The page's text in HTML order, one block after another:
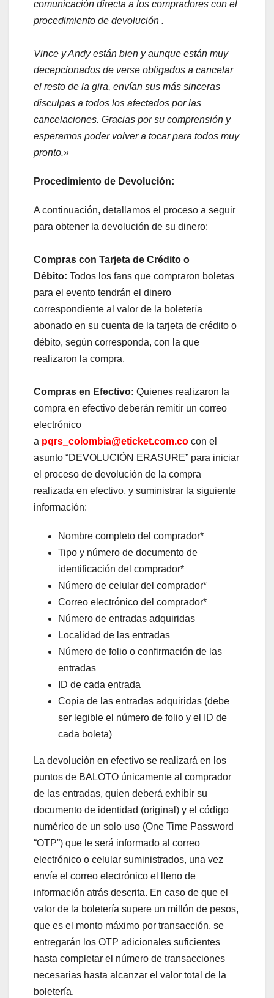
comunicación directa a los compradores con el
procedimiento de devolución .
Vince y Andy están bien y aunque están muy
decepcionados de verse obligados a cancelar
el resto de la gira, envían sus más sinceras
disculpas a todos los afectados por las
cancelaciones. Gracias por su comprensión y
esperamos poder volver a tocar para todos muy
pronto.»
Procedimiento de Devolución:
A continuación, detallamos el proceso a seguir
para obtener la devolución de su dinero:
Compras con Tarjeta de Crédito o
Débito: Todos los fans que compraron boletas
para el evento tendrán el dinero
correspondiente al valor de la boletería
abonado en su cuenta de la tarjeta de crédito o
débito, según corresponda, con la que
realizaron la compra.
Compras en Efectivo: Quienes realizaron la
compra en efectivo deberán remitir un correo
electrónico
a pqrs_colombia@eticket.com.co con el
asunto “DEVOLUCIÓN ERASURE” para iniciar
el proceso de devolución de la compra
realizada en efectivo, y suministrar la siguiente
información:
Nombre completo del comprador*
Tipo y número de documento de
identificación del comprador*
Número de celular del comprador*
Correo electrónico del comprador*
Número de entradas adquiridas
Localidad de las entradas
Número de folio o confirmación de las
entradas
ID de cada entrada
Copia de las entradas adquiridas (debe
ser legible el número de folio y el ID de
cada boleta)
La devolución en efectivo se realizará en los
puntos de BALOTO únicamente al comprador
de las entradas, quien deberá exhibir su
documento de identidad (original) y el código
numérico de un solo uso (One Time Password
“OTP”) que le será informado al correo
electrónico o celular suministrados, una vez
envíe el correo electrónico el lleno de
información atrás descrita. En caso de que el
valor de la boletería supere un millón de pesos,
que es el monto máximo por transacción, se
entregarán los OTP adicionales suficientes
hasta completar el número de transacciones
necesarias hasta alcanzar el valor total de la
boletería.